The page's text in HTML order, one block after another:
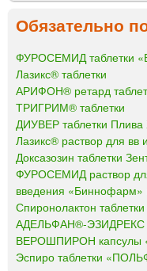
Обязательно
ФУРОСЕМИД таблетки
Лазикс® таблетки
АРИФОН® ретард
ТРИГРИМ® таблетки
ДИУВЕР таблетки Плива
Лазикс® раствор для
Доксазозин таблетки
ФУРОСЕМИД раствор
введения
Спиронолактон
АДЕЛЬФАН®-ЭЗИДРЕКС
ВЕРОШПИРОН капсулы
Эспиро таблетки